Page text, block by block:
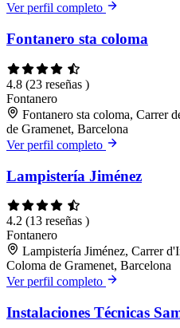
Ver perfil completo
Fontanero sta coloma
4.8 (23 reseñas )
Fontanero
Fontanero sta coloma, Carrer
de Gramenet, Barcelona
Ver perfil completo
Lampistería Jiménez
4.2 (13 reseñas )
Fontanero
Lampistería Jiménez, Carrer
Coloma de Gramenet, Barcelona
Ver perfil completo
Instalaciones Técnicas